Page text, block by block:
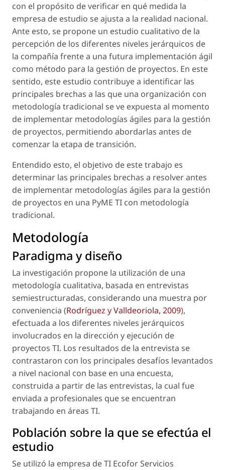
con el propósito de verificar en qué medida la
empresa de estudio se ajusta a la realidad nacional.
Ante esto, se propone un estudio cualitativo de la
percepción de los diferentes niveles jerárquicos de
la compañía frente a una futura implementación ágil
como método para la gestión de proyectos. En este
sentido, este estudio contribuye a identificar las
principales brechas a las que una organización con
metodología tradicional se ve expuesta al momento
de implementar metodologías ágiles para la gestión
de proyectos, permitiendo abordarlas antes de
comenzar la etapa de transición.
Entendido esto, el objetivo de este trabajo es
determinar las principales brechas a resolver antes
de implementar metodologías ágiles para la gestión
de proyectos en una PyME TI con metodología
tradicional.
Metodología
Paradigma y diseño
La investigación propone la utilización de una
metodología cualitativa, basada en entrevistas
semiestructuradas, considerando una muestra por
conveniencia (Rodríguez y Valldeoriola, 2009),
efectuada a los diferentes niveles jerárquicos
involucrados en la dirección y ejecución de
proyectos TI. Los resultados de la entrevista se
contrastaron con los principales desafíos levantados
a nivel nacional con base en una encuesta,
construida a partir de las entrevistas, la cual fue
enviada a profesionales que se encuentran
trabajando en áreas TI.
Población sobre la que se efectúa el
estudio
Se utilizó la empresa de TI Ecofor Servicios